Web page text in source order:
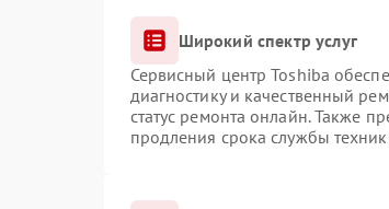
Широкий спектр услуг
Сервисный центр Toshiba
диагностику и качественный
статус ремонта онлайн. Также
продления срока службы